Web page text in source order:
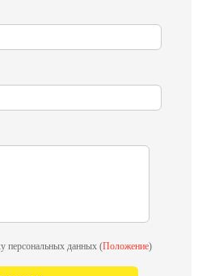
персональных данных (Положение)